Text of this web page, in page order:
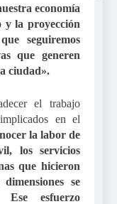
economía
y la proyección
seguiremos
que generen
ciudad».
el trabajo
en el
la labor de
los servicios
que hicieron
se
Ese esfuerzo